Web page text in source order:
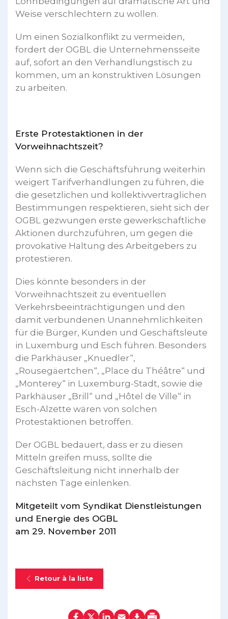
Weise verschlechtern zu wollen.
Um einen Sozialkonflikt zu vermeiden,
fordert der OGBL die Unternehmensseite
auf, sofort an den Verhandlungstisch zu
kommen, um an konstruktiven Lösungen
zu arbeiten.
Erste Protestaktionen in der
Vorweihnachtszeit?
Wenn sich die Geschäftsführung weiterhin
weigert Tarifverhandlungen zu führen, die
die gesetzlichen und kollektivvertraglichen
Bestimmungen respektieren, sieht sich der
OGBL gezwungen erste gewerkschaftliche
Aktionen durchzuführen, um gegen die
provokative Haltung des Arbeitgebers zu
protestieren.
Dies könnte besonders in der
Vorweihnachtszeit zu eventuellen
Verkehrsbeeinträchtigungen und den
damit verbundenen Unannehmlichkeiten
für die Bürger, Kunden und Geschäftsleute
in Luxemburg und Esch führen. Besonders
die Parkhäuser „Knuedler“,
„Rousegäertchen“, „Place du Théâtre“ und
„Monterey“ in Luxemburg-Stadt, sowie die
Parkhäuser „Brill“ und „Hôtel de Ville“ in
Esch-Alzette wären von solchen
Protestaktionen betroffen.
Der OGBL bedauert, dass er zu diesen
Mitteln greifen muss, sollte die
Geschäftsleitung nicht innerhalb der
nächsten Tage einlenken.
Mitgeteilt vom Syndikat Dienstleistungen
und Energie des OGBL
am 29. November 2011
Retour à la liste